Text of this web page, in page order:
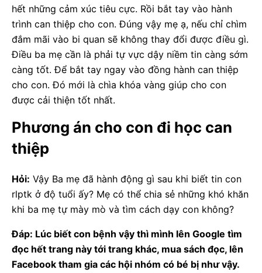
hết những cảm xúc tiêu cực. Rồi bắt tay vào hành
trình can thiệp cho con. Đúng vậy mẹ ạ, nếu chỉ chìm
đắm mãi vào bi quan sẽ không thay đổi được điều gì.
Điều ba mẹ cần là phải tự vực dậy niềm tin càng sớm
càng tốt. Để bắt tay ngay vào đồng hành can thiệp
cho con. Đó mới là chìa khóa vàng giúp cho con
được cải thiện tốt nhất.
Phương án cho con đi học can
thiệp
Hỏi: Vậy Ba mẹ đã hành động gì sau khi biết tin con
rlptk ở độ tuổi ấy? Mẹ có thể chia sẻ những khó khăn
khi ba mẹ tự mày mò và tìm cách dạy con không?
Đáp: Lúc biết con bệnh vậy thì mình lên Google tìm
đọc hết trang này tới trang khác, mua sách đọc, lên
Facebook tham gia các hội nhóm có bé bị như vậy.